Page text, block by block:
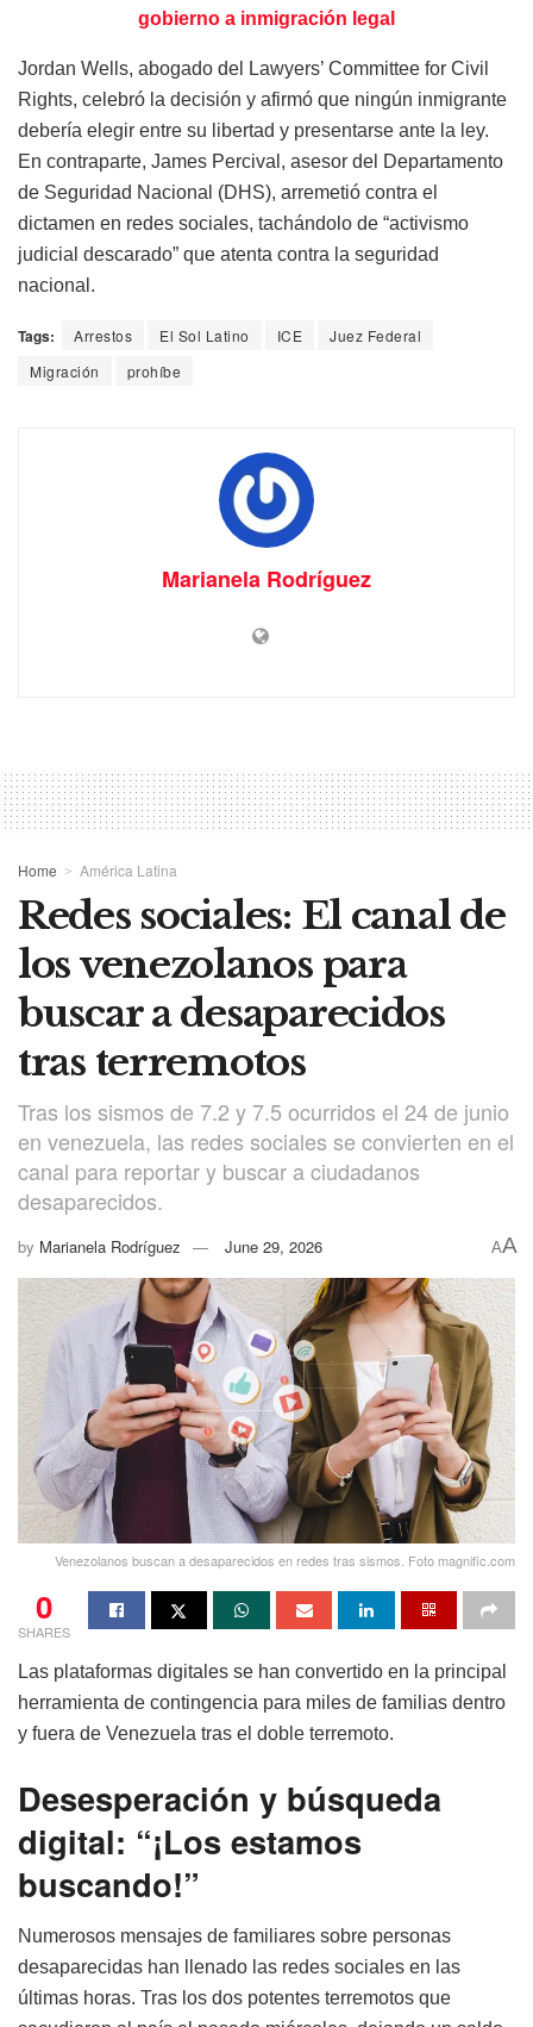
gobierno a inmigración legal
Jordan Wells, abogado del Lawyers’ Committee for Civil
Rights, celebró la decisión y afirmó que ningún inmigrante
debería elegir entre su libertad y presentarse ante la ley.
En contraparte, James Percival, asesor del Departamento
de Seguridad Nacional (DHS), arremetió contra el
dictamen en redes sociales, tachándolo de “activismo
judicial descarado” que atenta contra la seguridad
nacional.
Tags: Arrestos El Sol Latino ICE
Juez Federal
Migración
prohíbe
Marianela Rodríguez
Home América Latina
Redes sociales: El canal de
los venezolanos para
buscar a desaparecidos
tras terremotos
Tras los sismos de 7.2 y 7.5 ocurridos el 24 de junio
en venezuela, las redes sociales se convierten en el
canal para reportar y buscar a ciudadanos
desaparecidos.
by Marianela Rodríguez June 29, 2026 AA
Venezolanos buscan a desaparecidos en redes tras sismos. Foto magnific.com
0
SHARES
Las plataformas digitales se han convertido en la principal
herramienta de contingencia para miles de familias dentro
y fuera de Venezuela tras el doble terremoto.
Desesperación y búsqueda
digital: “¡Los estamos
buscando!”
Numerosos mensajes de familiares sobre personas
desaparecidas han llenado las redes sociales en las
últimas horas. Tras los dos potentes terremotos que